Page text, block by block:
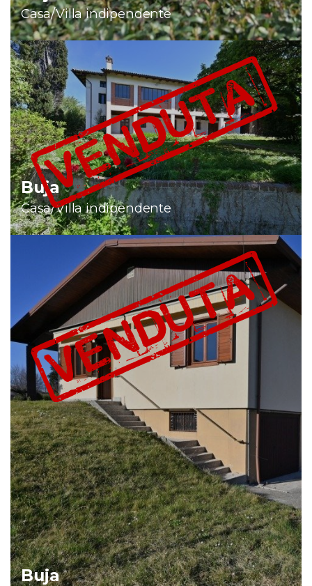
Casa/Villa indipendente
Buja
Casa/Villa indipendente
Buja